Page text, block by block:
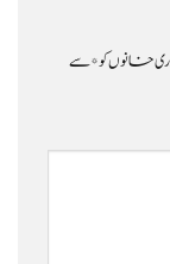
خانوں کو*سے